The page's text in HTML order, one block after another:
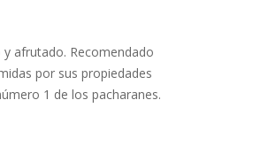
afrutado. Recomendado
por sus propiedades
1 de los pacharanes.